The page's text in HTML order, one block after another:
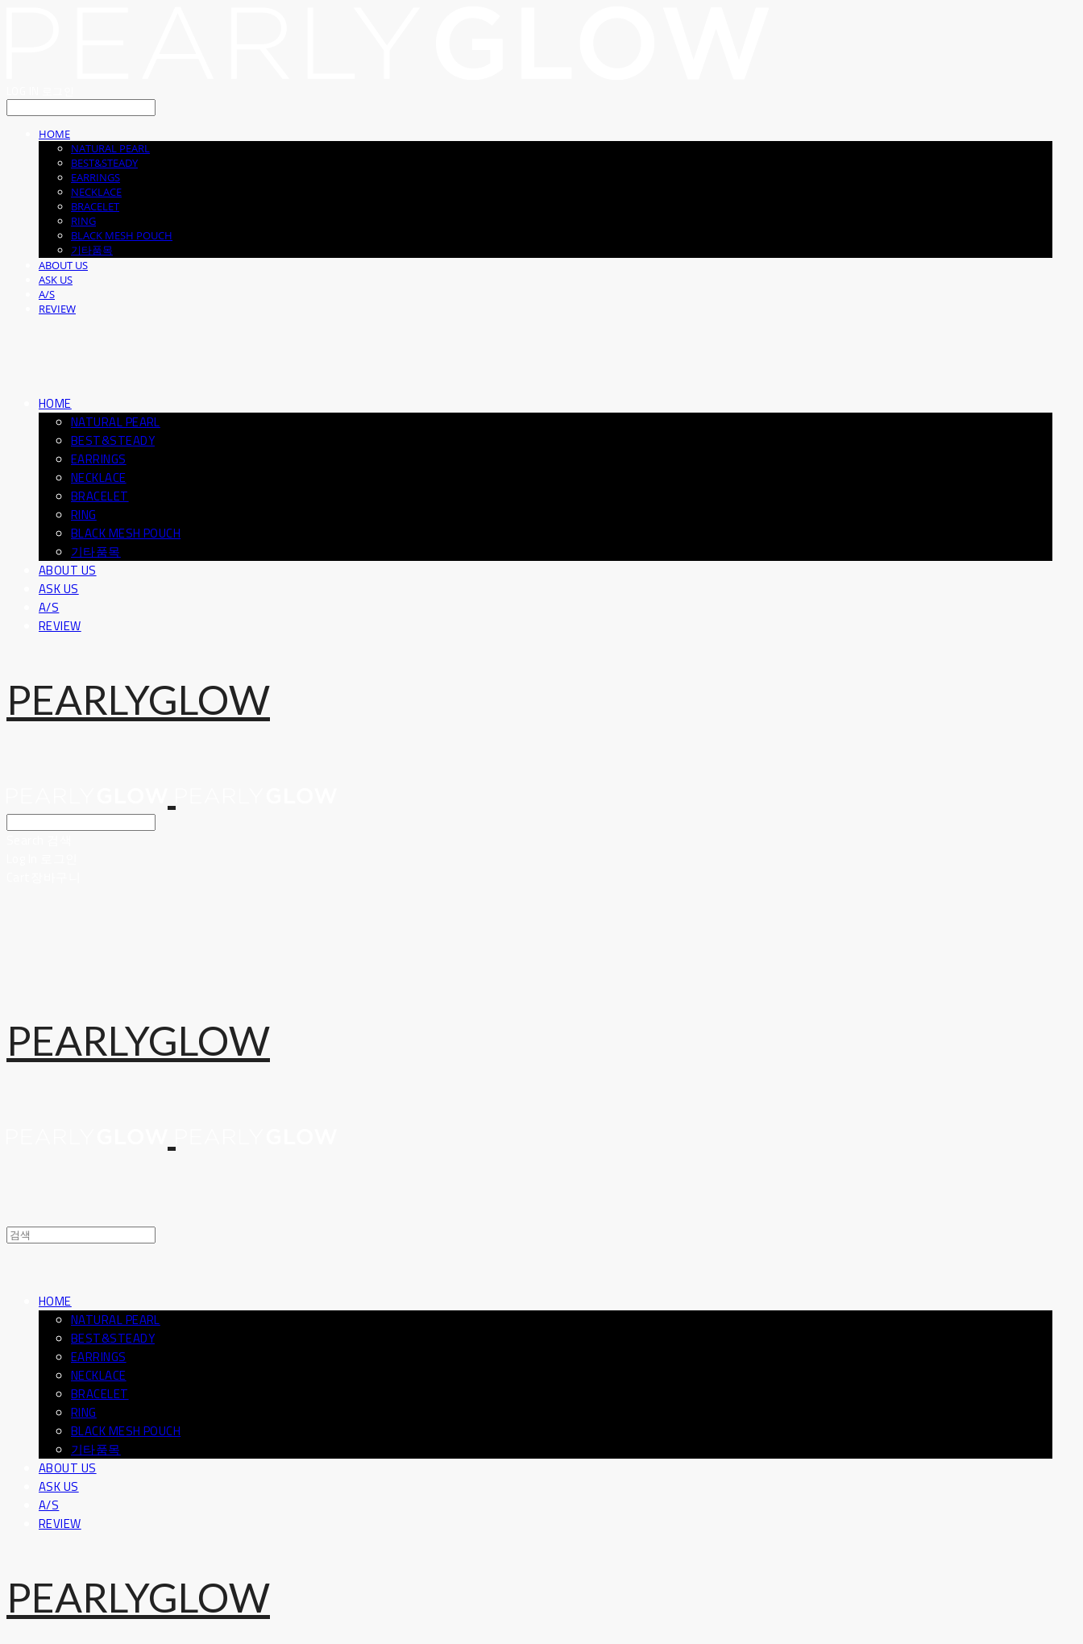
HOME
NATURAL PEARL
BEST&STEADY
EARRINGS
NECKLACE
BRACELET
RING
BLACK MESH POUCH
기타품목
ABOUT US
ASK US
A/S
REVIEW
HOME
NATURAL PEARL
BEST&STEADY
EARRINGS
NECKLACE
BRACELET
RING
BLACK MESH POUCH
기타품목
ABOUT US
ASK US
A/S
REVIEW
PEARLYGLOW
PEARLYGLOW
HOME
NATURAL PEARL
BEST&STEADY
EARRINGS
NECKLACE
BRACELET
RING
BLACK MESH POUCH
기타품목
ABOUT US
ASK US
A/S
REVIEW
PEARLYGLOW